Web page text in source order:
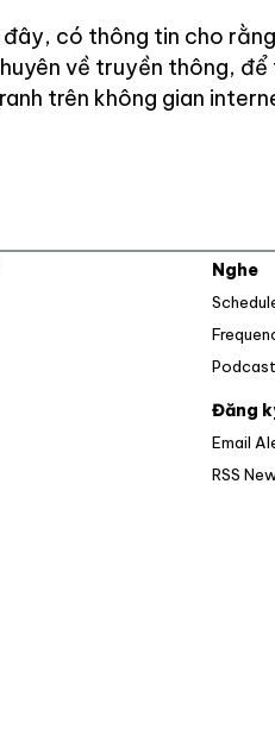
đây, có thông tin cho
về truyền thông,
trên không gian
Nghe
Đăng
Email
RSS